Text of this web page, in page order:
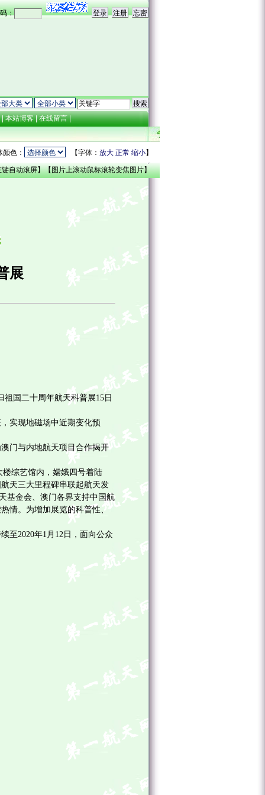
：
|本站博客|在线留言|
色： 【字体： 放大 正常 缩小】
键自动滚屏】【图片上滚动鼠标滚轮变焦图片】
展
国二十周年航天科普展15日
实现地磁场中近期变化预
门与内地航天项目合作揭开
楼综艺馆内，嫦娥四号着陆
天三大里程碑串联起航天发
基金会、澳门各界支持中国航
情。为增加展览的科普性、
至2020年1 月 12日，面向公众